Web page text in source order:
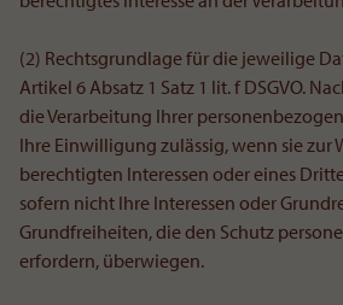
(2) Rechtsgrundlage für die jeweilige
Artikel 6 Absatz 1 Satz 1 lit. f DSGVO.
die Verarbeitung Ihrer
Ihre Einwilligung zulässig, wenn sie zur
berechtigten Interessen oder eines
sofern nicht Ihre Interessen oder
Grundfreiheiten, die den Schutz
erfordern, überwiegen.